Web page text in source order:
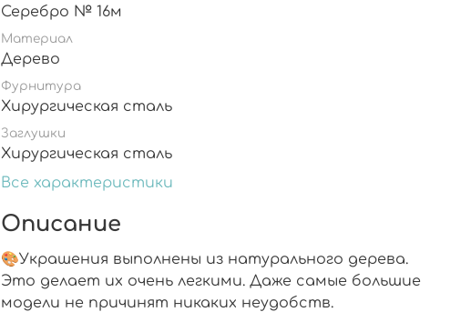
Серебро № 16м
Материал
Дерево
Фурнитура
Хирургическая сталь
Заглушки
Хирургическая сталь
Все характеристики
Описание
🎨Украшения выполнены из натурального дерева.
Это делает их очень легкими. Даже самые большие
модели не причинят никаких неудобств.